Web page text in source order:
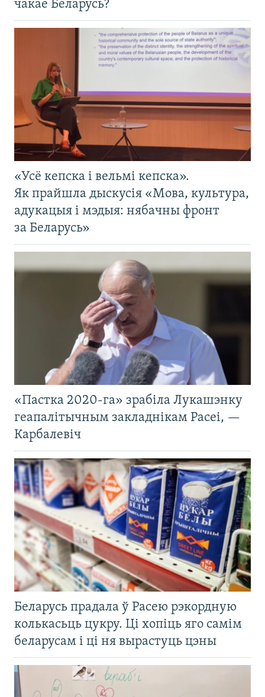
чакае Беларусь?
«Усё кепска і вельмі кепска».
Як прайшла дыскусія «Мова, культура,
адукацыя і мэдыя: нябачны фронт
за Беларусь»
«Пастка 2020-га» зрабіла Лукашэнку
геапалітычным закладнікам Расеі, —
Карбалевіч
Беларусь прадала ў Расею рэкордную
колькасьць цукру. Ці хопіць яго самім
беларусам і ці ня вырастуць цэны